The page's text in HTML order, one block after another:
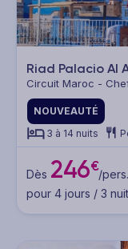
Riad Palacio Al
Circuit Maroc -
NOUVEAUTÉ
3 à 14 nuits
Dès 246€/pers.
pour 4 jours / 3